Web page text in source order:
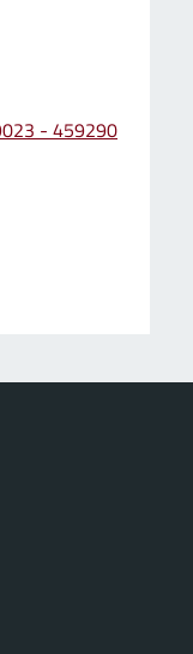
- 459290